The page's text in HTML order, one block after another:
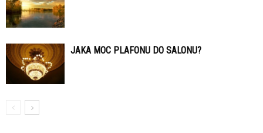
JAKA MOC PLAFONU DO SALONU?